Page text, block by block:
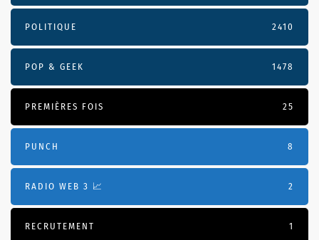
POLITIQUE 2410
POP & GEEK 1478
PREMIÈRES FOIS 25
PUNCH 8
RADIO WEB 3 📈 2
RECRUTEMENT 1